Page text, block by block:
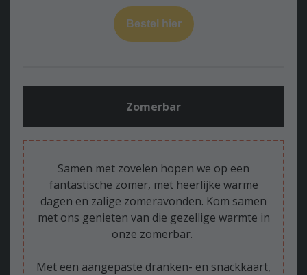
Bestel hier
Zomerbar
Samen met zovelen hopen we op een
fantastische zomer, met heerlijke warme
dagen en zalige zomeravonden. Kom samen
met ons genieten van die gezellige warmte in
onze zomerbar.
Met een aangepaste dranken- en snackkaart,